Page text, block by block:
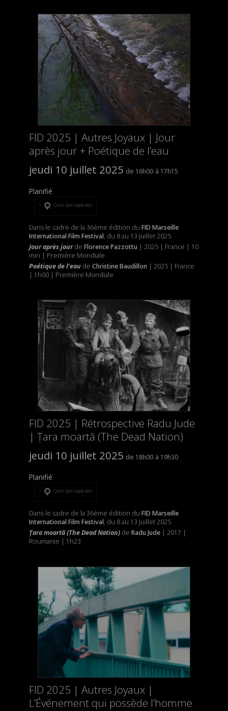
FID 2025 | Autres Joyaux | Jour
après jour + Poétique de l’eau
jeudi 10 juillet 2025
16h00 17h15
Planifié
Ouvrir dans l’application
Dans le cadre de la 36ème édition du FID Marseille
International Film Festival, du 8 au 13 juillet 2025
Jour après jourde Florence Pazzottu | 2025 | France | 10
min | Première Mondiale
Poétique de l’eaude Christine Baudillon | 2025 | France
| 1h00 | Première Mondiale
FID 2025 | Rétrospective Radu Jude
| Țara moartă (The Dead Nation)
jeudi 10 juillet 2025
18h00 19h30
Planifié
Ouvrir dans l’application
Dans le cadre de la 36ème édition du FID Marseille
International Film Festival, du 8 au 13 juillet 2025
Țara moartă (The Dead Nation) de Radu Jude| 2017 |
Roumanie | 1h23
FID 2025 | Autres Joyaux |
L’Événement qui possède l’homme